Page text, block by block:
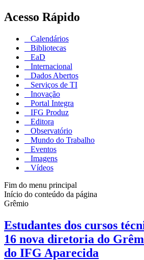
Acesso Rápido
Calendários
Bibliotecas
EaD
Internacional
Dados Abertos
Serviços de TI
Inovação
Portal Integra
IFG Produz
Editora
Observatório
Mundo do Trabalho
Eventos
Imagens
Vídeos
Fim do menu principal
Início do conteúdo da página
Grêmio
Estudantes dos cursos
16 nova diretoria do
do IFG Aparecida